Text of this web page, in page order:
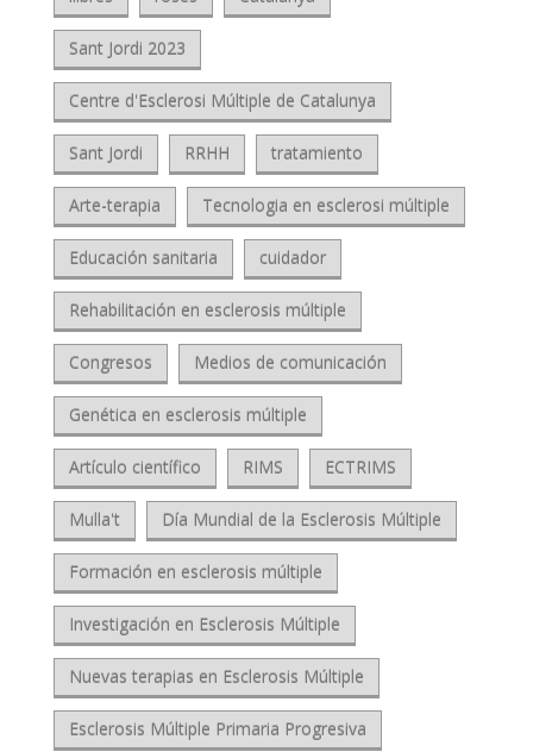
Sant Jordi 2023
Centre d'Esclerosi Múltiple de Catalunya
Sant Jordi RRHH tratamiento
Arte-terapia Tecnologia en esclerosi múltiple
Educación sanitaria cuidador
Rehabilitación en esclerosis múltiple
Congresos Medios de comunicación
Genética en esclerosis múltiple
Artículo científico RIMS ECTRIMS
Mulla't Día Mundial de la Esclerosis Múltiple
Formación en esclerosis múltiple
Investigación en Esclerosis Múltiple
Nuevas terapias en Esclerosis Múltiple
Esclerosis Múltiple Primaria Progresiva